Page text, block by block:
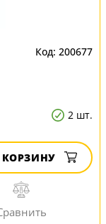
200677
2 шт.
КОРЗИНУ